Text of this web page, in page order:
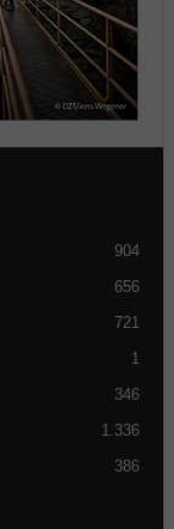
904
656
721
1
346
1.336
386